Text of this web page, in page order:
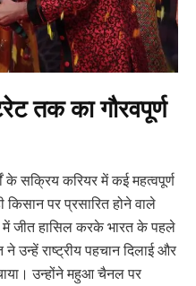
तक का गौरवपूर्ण
के सक्रिय करियर में कई महत्वपूर्ण
किसान पर प्रसारित होने वाले
में जीत हासिल करके भारत के पहले
उन्हें राष्ट्रीय पहचान दिलाई और
उन्होंने महुआ चैनल पर